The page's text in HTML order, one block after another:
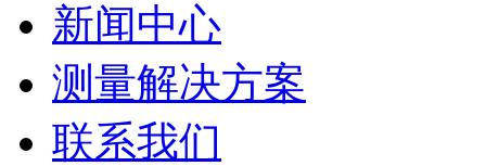
新闻中心
测量解决方案
联系我们